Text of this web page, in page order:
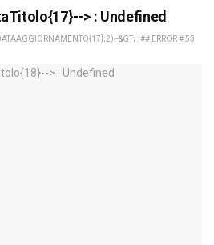
> : Undefined
&GT; : ## ERROR # 53